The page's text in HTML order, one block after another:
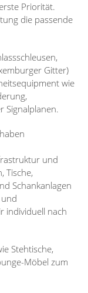
Priorität.
die passende
Gitter)
wie
Signalplanen.
und
Tische,
Schankanlagen
individuell nach
Stehtische,
Möbel zum